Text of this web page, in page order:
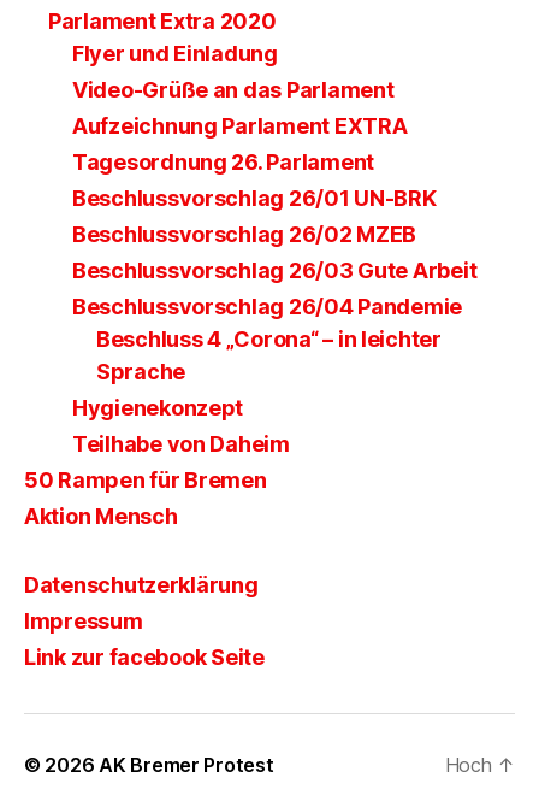
Parlament Extra 2020
Flyer und Einladung
Video-Grüße an das Parlament
Aufzeichnung Parlament EXTRA
Tagesordnung 26. Parlament
Beschlussvorschlag 26/01 UN-BRK
Beschlussvorschlag 26/02 MZEB
Beschlussvorschlag 26/03 Gute Arbeit
Beschlussvorschlag 26/04 Pandemie
Beschluss 4 „Corona“ – in leichter
Sprache
Hygienekonzept
Teilhabe von Daheim
50 Rampen für Bremen
Aktion Mensch
Datenschutzerklärung
Impressum
Link zur facebook Seite
© 2026AK Bremer Protest Hoch ↑